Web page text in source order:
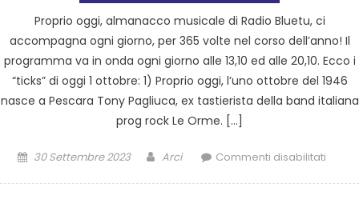
Proprio oggi, almanacco musicale di Radio Bluetu, ci
accompagna ogni giorno, per 365 volte nel corso dell’anno! Il
programma va in onda ogni giorno alle 13,10 ed alle 20,10. Ecco i
“ticks” di oggi 1 ottobre: 1) Proprio oggi, l’uno ottobre del 1946
nasce a Pescara Tony Pagliuca, ex tastierista della band italiana
prog rock Le Orme. […]
30 Settembre 2023 Arci Commenti disabilitati